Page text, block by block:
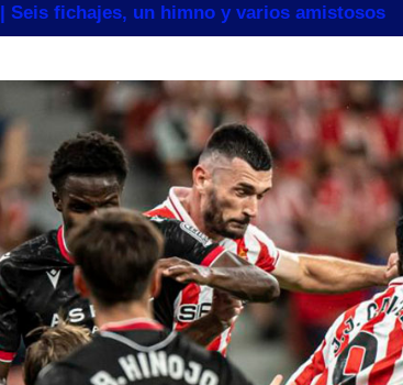
Seis fichajes, un himno y varios amistosos